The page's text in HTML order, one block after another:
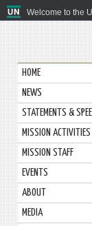
Welcome to the
HOME
NEWS
STATEMENTS &
MISSION ACTIVITIES
MISSION STAFF
EVENTS
ABOUT
MEDIA